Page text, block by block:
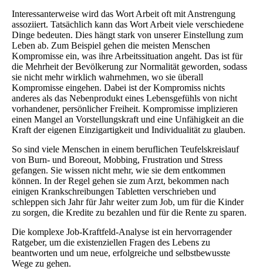
Interessanterweise wird das Wort Arbeit oft mit Anstrengung
assoziiert. Tatsächlich kann das Wort Arbeit viele verschiedene
Dinge bedeuten. Dies hängt stark von unserer Einstellung zum
Leben ab. Zum Beispiel gehen die meisten Menschen
Kompromisse ein, was ihre Arbeitssituation angeht. Das ist für
die Mehrheit der Bevölkerung zur Normalität geworden, sodass
sie nicht mehr wirklich wahrnehmen, wo sie überall
Kompromisse eingehen. Dabei ist der Kompromiss nichts
anderes als das Nebenprodukt eines Lebensgefühls von nicht
vorhandener, persönlicher Freiheit. Kompromisse implizieren
einen Mangel an Vorstellungskraft und eine Unfähigkeit an die
Kraft der eigenen Einzigartigkeit und Individualität zu glauben.
So sind viele Menschen in einem beruflichen Teufelskreislauf
von Burn- und Boreout, Mobbing, Frustration und Stress
gefangen. Sie wissen nicht mehr, wie sie dem entkommen
können. In der Regel gehen sie zum Arzt, bekommen nach
einigen Krankschreibungen Tabletten verschrieben und
schleppen sich Jahr für Jahr weiter zum Job, um für die Kinder
zu sorgen, die Kredite zu bezahlen und für die Rente zu sparen.
Die komplexe Job-Kraftfeld-Analyse ist ein hervorragender
Ratgeber, um die existenziellen Fragen des Lebens zu
beantworten und um neue, erfolgreiche und selbstbewusste
Wege zu gehen.